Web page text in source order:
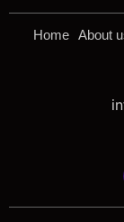
Copyright ©